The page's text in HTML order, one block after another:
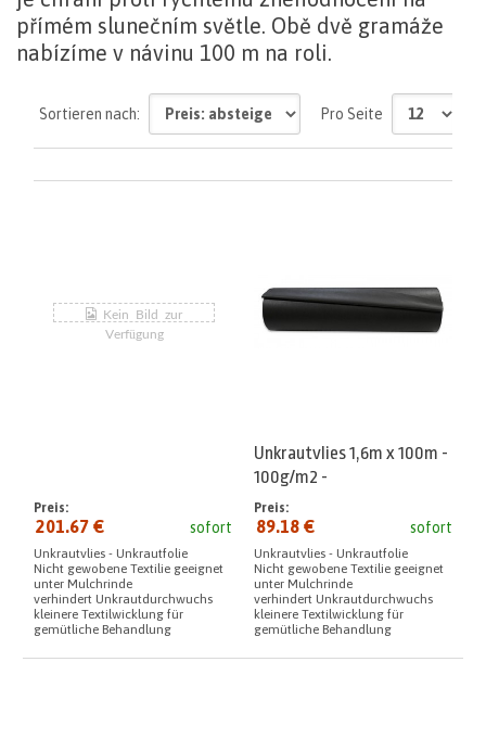
přímém slunečním světle. Obě dvě gramáže
nabízíme v návinu 100 m na roli.
mehr
Sortieren nach: Pro Seite
sofort
Preis:
201.67 €
Unkrautvlies - Unkrautfolie
Nicht gewobene Textilie geeignet
unter Mulchrinde
verhindert Unkrautdurchwuchs
kleinere Textilwicklung für
gemütliche Behandlung
Unkrautvlies 1,6m x 100m -
100g/m2 -
sofort
Preis:
89.18 €
Unkrautvlies - Unkrautfolie
Nicht gewobene Textilie geeignet
unter Mulchrinde
verhindert Unkrautdurchwuchs
kleinere Textilwicklung für
gemütliche Behandlung